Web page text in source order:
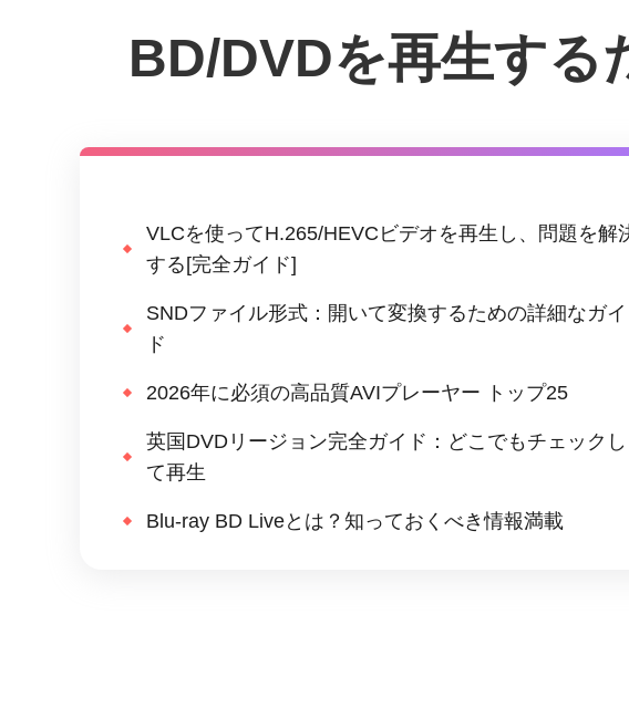
BD/DVDを再生する
VLCを使ってH.265/HEVCビデオを再生し、問題を解
する[完全ガイド]
SNDファイル形式：開いて変換するための詳細なガイ
ド
2026年に必須の高品質AVIプレーヤー トップ25
英国DVDリージョン完全ガイド：どこでもチェックし
て再生
Blu-ray BD Liveとは？知っておくべき情報満載